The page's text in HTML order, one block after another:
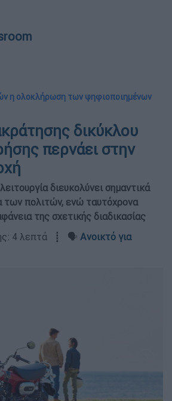
η ολοκλήρωση των ψηφιοποιημένων
δικύκλου
περνάει στην
διευκολύνει σημαντικά
των πολιτών, ενώ ταυτόχρονα
της σχετικής διαδικασίας
4 λεπτά ┋ 🗣️ Ανοικτό για